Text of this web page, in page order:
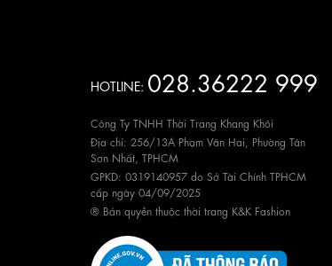
HOTLINE: 028.36222 999
Công Ty TNHH Thời Trang Khang Khôi
Địa chỉ: 256/13A Phạm Văn Hai, Phường Tân
Sơn Nhất, TPHCM
GPKD: 0319140957 do Sở Tài Chính TPHCM
cấp ngày 04/09/2025
® Bản quyền thuộc thời trang K&K Fashion